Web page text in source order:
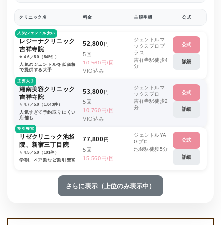
クリニック名 料金 主脱毛機 公式
人気ジェントル安い
レジーナクリニック
吉祥寺院
⭐️ 4.6／5.0（545件）
人気のジェントルを低価格
で提供する大手
52,800円
5回
10,560円/回
VIO込み
ジェントルマ
ックスプロプ
ラス
吉祥寺駅徒歩4
分
公式
詳細
主要大手
湘南美容クリニック
吉祥寺院
⭐️ 4.7／5.0（1,043件）
人気すぎて予約取りにくい
店舗も
53,800円
5回
10,760円/回
VIO込み
ジェントルマ
ックスプロ
吉祥寺駅徒歩2
分
公式
詳細
割引豊富
リゼクリニック池袋
院、新宿三丁目院
⭐️ 4.5／5.0（101件）
学割、ペア割など割引豊富
77,800円
5回
15,560円/回
ジェントルYA
Gプロ
池袋駅徒歩5分
公式
詳細
さらに表示（上位のみ表示中）